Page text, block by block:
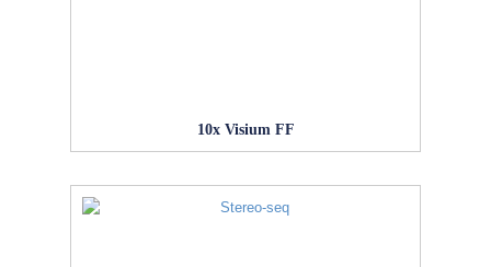
10x Visium FF